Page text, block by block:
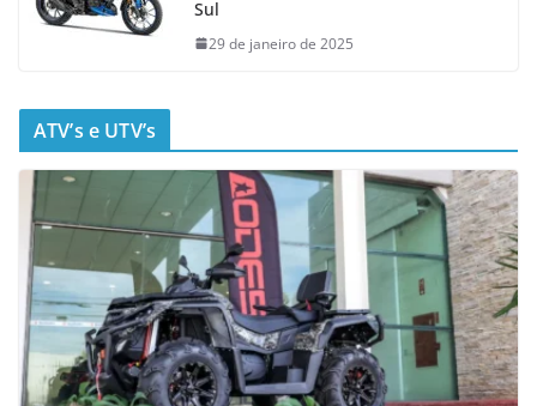
Sul
29 de janeiro de 2025
ATV’s e UTV’s